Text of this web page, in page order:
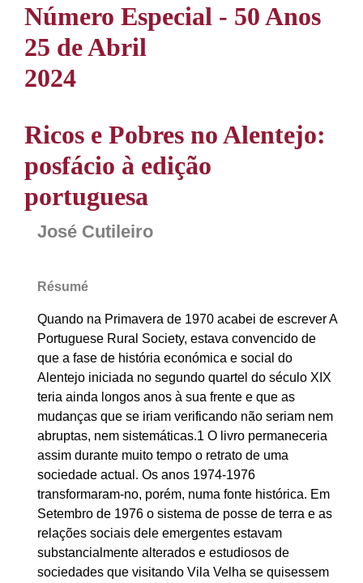
Número Especial - 50 Anos
25 de Abril
2024
Ricos e Pobres no Alentejo:
posfácio à edição
portuguesa
José Cutileiro
Résumé
Quando na Primavera de 1970 acabei de escrever A
Portuguese Rural Society, estava convencido de
que a fase de história económica e social do
Alentejo iniciada no segundo quartel do século XIX
teria ainda longos anos à sua frente e que as
mudanças que se iriam verificando não seriam nem
abruptas, nem sistemáticas.1 O livro permaneceria
assim durante muito tempo o retrato de uma
sociedade actual. Os anos 1974-1976
transformaram-no, porém, numa fonte histórica. Em
Setembro de 1976 o sistema de posse de terra e as
relações sociais dele emergentes estavam
substancialmente alterados e estudiosos de
sociedades que visitando Vila Velha se quisessem